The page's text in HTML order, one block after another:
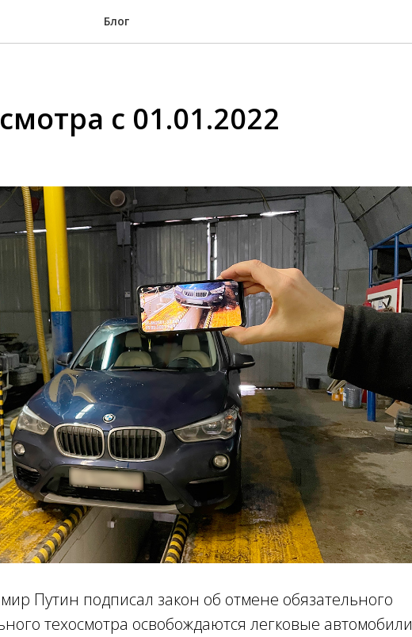
Блог
с 01.01.2022
Путин подписал закон об отмене обязательного
техосмотра освобождаются легковые автомобили